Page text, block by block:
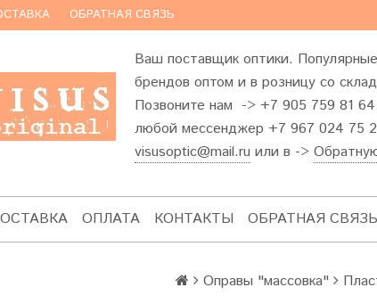
ОБРАТНАЯ СВЯЗЬ
Ваш поставщик оптики.
брендов оптом и в розницу со
Позвоните нам -> +7 905 759 81
любой мессенджер +7 967 024 75
visusoptic@mail.ru или в ->
ОПЛАТА КОНТАКТЫ ОБРАТНАЯ СВЯЗЬ
Оправы "массовка"